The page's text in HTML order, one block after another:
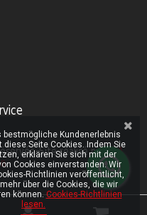
Site réalisé parS2A
bestmögliche Kundenerlebnis
diese Seite Cookies. Indem Sie
erklären Sie sich mit der
Cookies einverstanden. Wir
Richtlinien veröffentlicht,
über die Cookies, die wir
können.Cookies-Richtlinien
lesen.